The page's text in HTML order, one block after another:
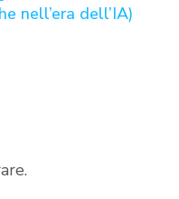
nell’era dell’IA)